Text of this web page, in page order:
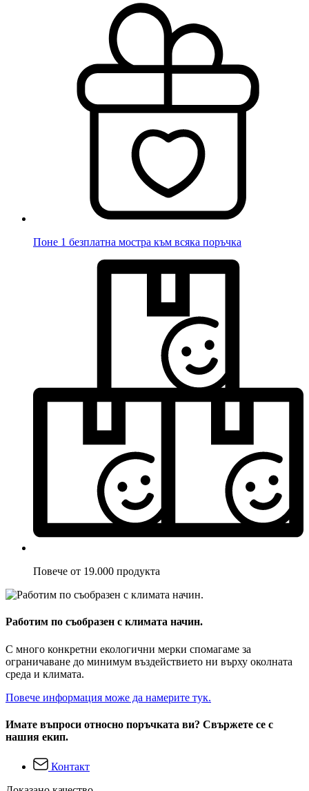
Поне 1 безплатна мостра към всяка поръчка
Повече от 19.000 продукта
Работим по съобразен с климата начин.
С много конкретни екологични мерки спомагаме за
ограничаване до минимум въздействието ни върху околната
среда и климата.
Повече информация може да намерите тук.
Имате въпроси относно поръчката ви? Свържете се с
нашия екип.
Контакт